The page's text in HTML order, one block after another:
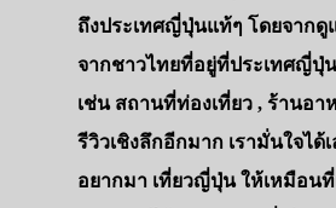
ถึงประเทศญี่ปุ่นแท้ๆ โดยจากดู
จากชาวไทยที่อยู่ที่ประเทศญี่ปุ่
เช่น สถานที่ท่องเที่ยว , ร้านอา
รีวิวเชิงลึกอีกมาก เรามั่นใจได้
อยากมา เที่ยวญี่ปุ่น ให้เหมือนที่